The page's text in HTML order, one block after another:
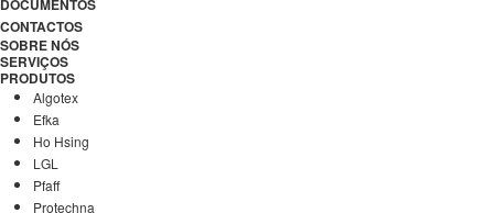
DOCUMENTOS
CONTACTOS
SOBRE NÓS
SERVIÇOS
PRODUTOS
Algotex
Efka
Ho Hsing
LGL
Pfaff
Protechna